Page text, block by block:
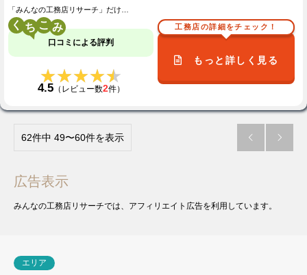
「みんなの工務店リサーチ」だけ…
く こ
口コミによる評判
★★★★★
★★★★★
4.5（レビュー数2件）
工務店の詳細をチェック！
もっと詳しく見る
62件中 49〜60件を表示  
広告表示
みんなの工務店リサーチでは、アフィリエイト広告を利用しています。
エリア